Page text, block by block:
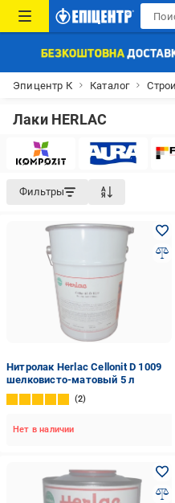
Эпицентр К Каталог
Лаки HERLAC
Фильтры
Нитролак Herlac Cellonit D 1009
шелковисто-матовый 5 л
2
Нет в наличии